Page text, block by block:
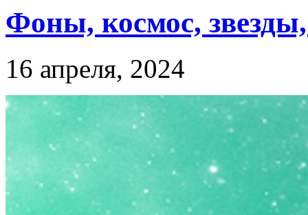
Фоны, космос,
16 апреля, 2024